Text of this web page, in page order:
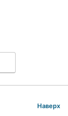
Наверх